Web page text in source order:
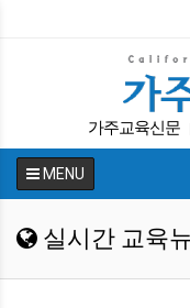
가주교육신문
| 코로나 커먼
MENU
실시간 교육